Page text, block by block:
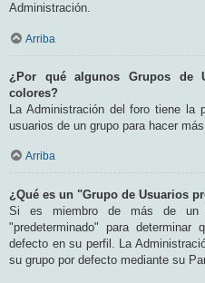
Administración.
Arriba
¿Por qué algunos Grupos de
colores?
La Administración del foro tiene
usuarios de un grupo para hacer
Arriba
¿Qué es un "Grupo de Usuarios
Si es miembro de más de un
"predeterminado" para
defecto en su perfil. La
su grupo por defecto mediante su